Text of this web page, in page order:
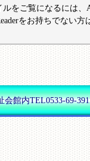
をご覧になるには、
をお持ちでない方
館内TEL0533-69-